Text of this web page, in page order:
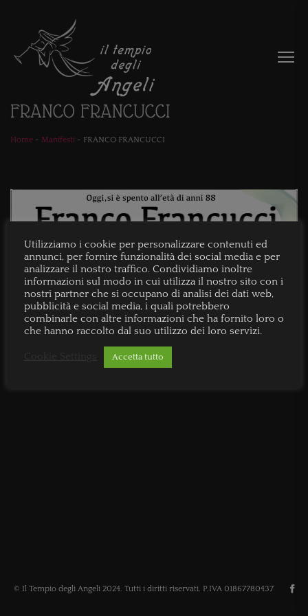
FRANCO FRANCUCCI
Home - Manifesti - FRANCO FRANCUCCI
© Il Tempio degli Angeli 2024. Tutti i diritti riservati. P.IVA 01867780437
Utilizziamo i cookie per personalizzare contenuti ed
annunci, per fornire funzionalità dei social media e per
analizzare il nostro traffico. Condividiamo inoltre
informazioni sul modo in cui utilizza il nostro sito con i
nostri partner che si occupano di analisi dei dati web,
pubblicità e social media, i quali potrebbero
combinarle con altre informazioni che ha fornito loro o
che hanno raccolto dal suo utilizzo dei loro servizi.
Accetta tutto